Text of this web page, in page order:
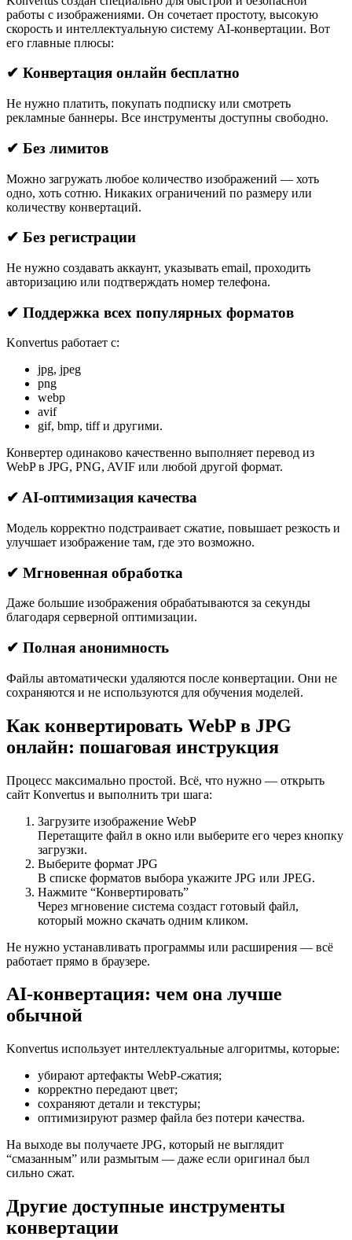
работы с изображениями. Он сочетает простоту, высокую
скорость и интеллектуальную систему AI-конвертации. Вот
его главные плюсы:
✔ Конвертация онлайн бесплатно
Не нужно платить, покупать подписку или смотреть
рекламные баннеры. Все инструменты доступны свободно.
✔ Без лимитов
Можно загружать любое количество изображений — хоть
одно, хоть сотню. Никаких ограничений по размеру или
количеству конвертаций.
✔ Без регистрации
Не нужно создавать аккаунт, указывать email, проходить
авторизацию или подтверждать номер телефона.
✔ Поддержка всех популярных форматов
Konvertus работает с:
jpg, jpeg
png
webp
avif
gif, bmp, tiff и другими.
Конвертер одинаково качественно выполняет перевод из
WebP в JPG, PNG, AVIF или любой другой формат.
✔ AI-оптимизация качества
Модель корректно подстраивает сжатие, повышает резкость и
улучшает изображение там, где это возможно.
✔ Мгновенная обработка
Даже большие изображения обрабатываются за секунды
благодаря серверной оптимизации.
✔ Полная анонимность
Файлы автоматически удаляются после конвертации. Они не
сохраняются и не используются для обучения моделей.
Как конвертировать WebP в JPG
онлайн: пошаговая инструкция
Процесс максимально простой. Всё, что нужно — открыть
сайт Konvertus и выполнить три шага:
Загрузите изображение WebP
Перетащите файл в окно или выберите его через кнопку
загрузки.
Выберите формат JPG
В списке форматов выбора укажите JPG или JPEG.
Нажмите “Конвертировать”
Через мгновение система создаст готовый файл,
который можно скачать одним кликом.
Не нужно устанавливать программы или расширения — всё
работает прямо в браузере.
AI-конвертация: чем она лучше
обычной
Konvertus использует интеллектуальные алгоритмы, которые:
убирают артефакты WebP-сжатия;
корректно передают цвет;
сохраняют детали и текстуры;
оптимизируют размер файла без потери качества.
На выходе вы получаете JPG, который не выглядит
“смазанным” или размытым — даже если оригинал был
сильно сжат.
Другие доступные инструменты
конвертации